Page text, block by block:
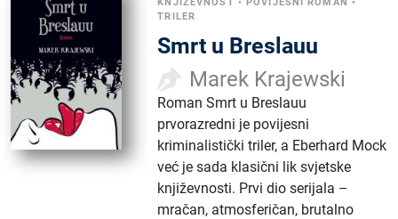
TRILER
Smrt u Breslauu
Marek Krajewski
Roman Smrt u Breslauu
prvorazredni je povijesni
kriminalistički triler, a Eberhard Mock
već je sada klasični lik svjetske
književnosti. Prvi dio serijala –
mračan, atmosferičan, brutalno